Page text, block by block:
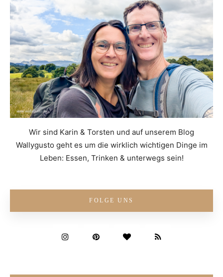
Wir sind Karin & Torsten und auf unserem Blog
Wallygusto geht es um die wirklich wichtigen Dinge im
Leben: Essen, Trinken & unterwegs sein!
FOLGE UNS